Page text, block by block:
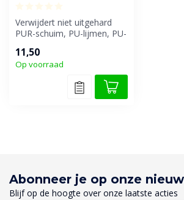
Verwijdert niet uitgehard
PUR-schuim, PU-lijmen, PU-
ges...
11,50
Op voorraad
Abonneer je op onze
Blijf op de hoogte over onze laatste acties